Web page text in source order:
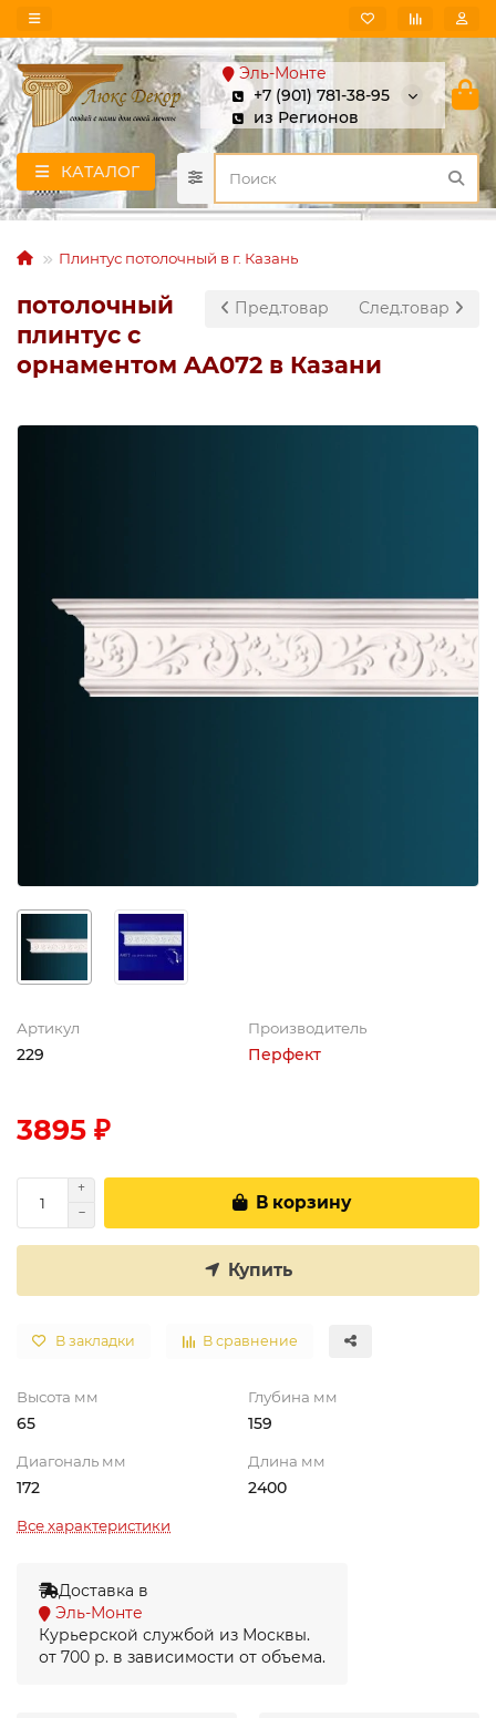
Эль-Монте
+7 (901) 781-38-95
из Регионов
КАТАЛОГ
Плинтус потолочный в г. Казань
Пред.товар След.товар
потолочный
плинтус с
орнаментом AA072 в Казани
Артикул
229
Производитель
Перфект
3895 ₽
В корзину
Купить
В закладки В сравнение
Высота мм
65
Глубина мм
159
Диагональ мм
172
Длина мм
2400
Все характеристики
Доставка в
Эль-Монте
Курьерской службой из Москвы.
от 700 р. в зависимости от объема.